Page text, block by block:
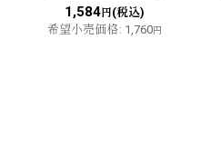
1,584円(税込)
希望小売価格: 1,760円